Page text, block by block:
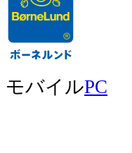
モバイルPC